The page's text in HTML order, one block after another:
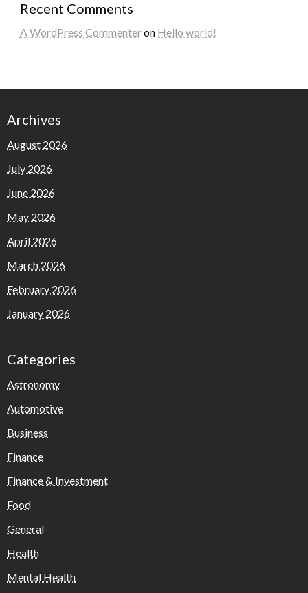
Recent Comments
A WordPress Commenteron Hello world!
Archives
August 2026
July 2026
June 2026
May 2026
April 2026
March 2026
February 2026
January 2026
Categories
Astronomy
Automotive
Business
Finance
Finance & Investment
Food
General
Health
Mental Health